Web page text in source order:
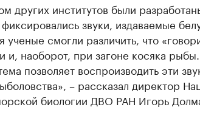
других институтов были
звуки, издаваемые
ученые смогли различить, что
и, наоборот, при загоне косяка
позволяет воспроизводить эти
– рассказал директор
биологии ДВО РАН Игорь